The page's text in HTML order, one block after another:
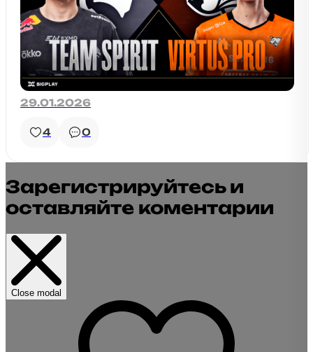
29.01.2026
4 0
Зарегистрируйтесь и
оставляйте коментарии
Close modal